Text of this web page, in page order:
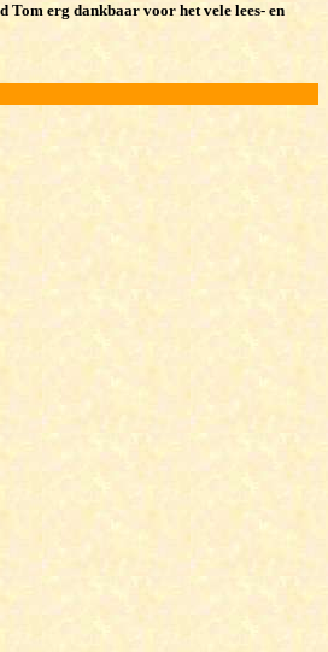
Tom erg dankbaar voor het vele lees- en